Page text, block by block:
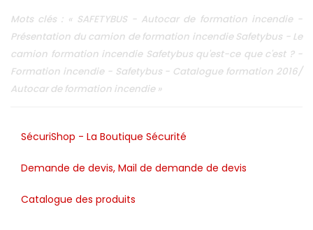
Mots clés : « SAFETYBUS - Autocar de formation incendie -
Présentation du camion de formation incendie Safetybus - Le
camion formation incendie Safetybus qu'est-ce que c'est ? -
Formation incendie - Safetybus - Catalogue formation 2016/
Autocar de formation incendie »
SécuriShop - La Boutique Sécurité
Demande de devis, Mail de demande de devis
Catalogue des produits